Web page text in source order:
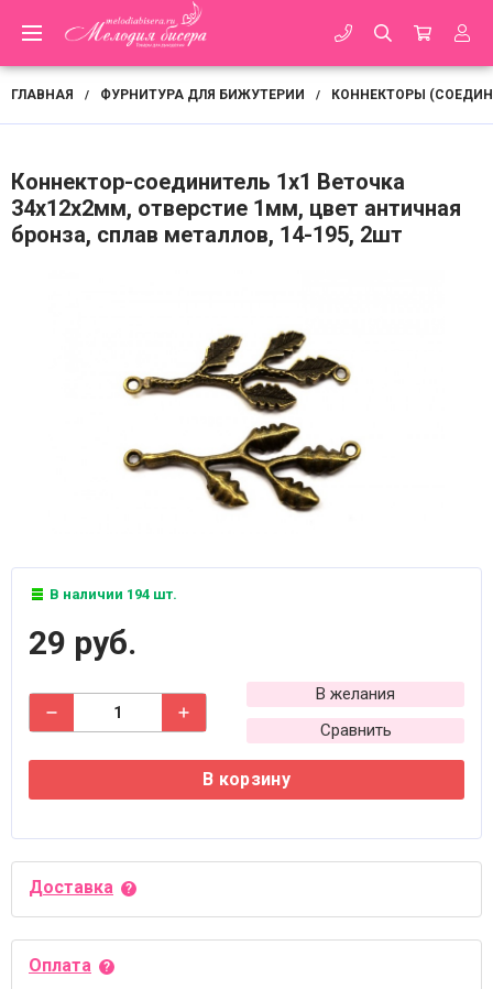
ГЛАВНАЯ / ФУРНИТУРА ДЛЯ БИЖУТЕРИИ / КОННЕКТОРЫ
Коннектор-соединитель 1х1 Веточка
34х12х2мм, отверстие 1мм, цвет античная
бронза, сплав металлов, 14-195, 2шт
В наличии 194 шт.
29 руб.
В желания
Сравнить
В корзину
Доставка
Оплата